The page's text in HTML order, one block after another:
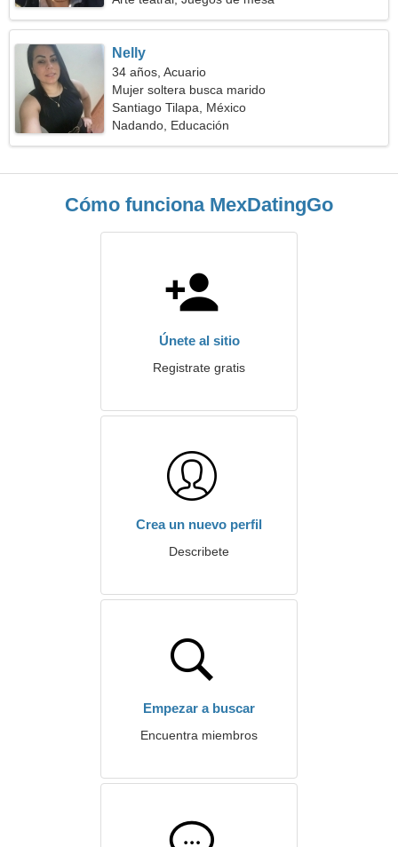
Nelly
34 años, Acuario
Mujer soltera busca marido
Santiago Tilapa, México
Nadando, Educación
Cómo funciona MexDatingGo
Únete al sitio
Registrate gratis
Crea un nuevo perfil
Describete
Empezar a buscar
Encuentra miembros